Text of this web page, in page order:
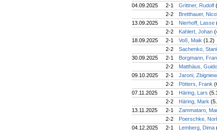
04.09.2025
2-1 Grittner, Rudolf
2-2
Bretthauer,
13.09.2025
2-1 Nierhoff, Lasse
2-2
Kahlert, Johan
18.09.2025
2-1 Voß, Maik (1.2)
2-2
Sachenko,
30.09.2025
2-1
Borgmann,
2-2
Matthäus,
09.10.2025
2-1
Jaroni,
2-2
Pötters, Frank
07.11.2025
2-1 Häring, Lars
2-2
Häring, Mark
13.11.2025
2-1
Zammataro,
2-2
Poerschke,
04.12.2025
2-1 Lemberg, Dima